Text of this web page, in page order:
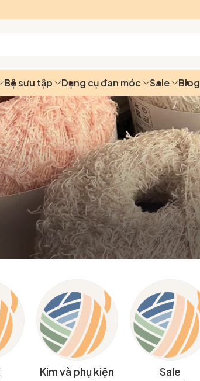
Bộ sưu tập Dụng cụ đan móc Sale Blog
Kim và phụ kiện Sale